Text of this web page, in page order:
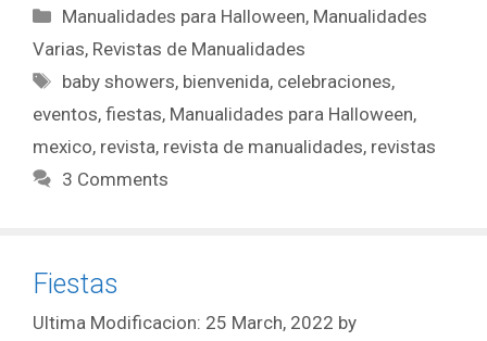
Manualidades para Halloween, Manualidades
Varias, Revistas de Manualidades
baby showers, bienvenida, celebraciones,
eventos, fiestas, Manualidades para Halloween,
mexico, revista, revista de manualidades, revistas
3 Comments
Fiestas
25 March, 2022 by